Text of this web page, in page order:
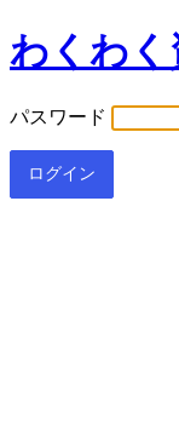
わくわく
パスワード